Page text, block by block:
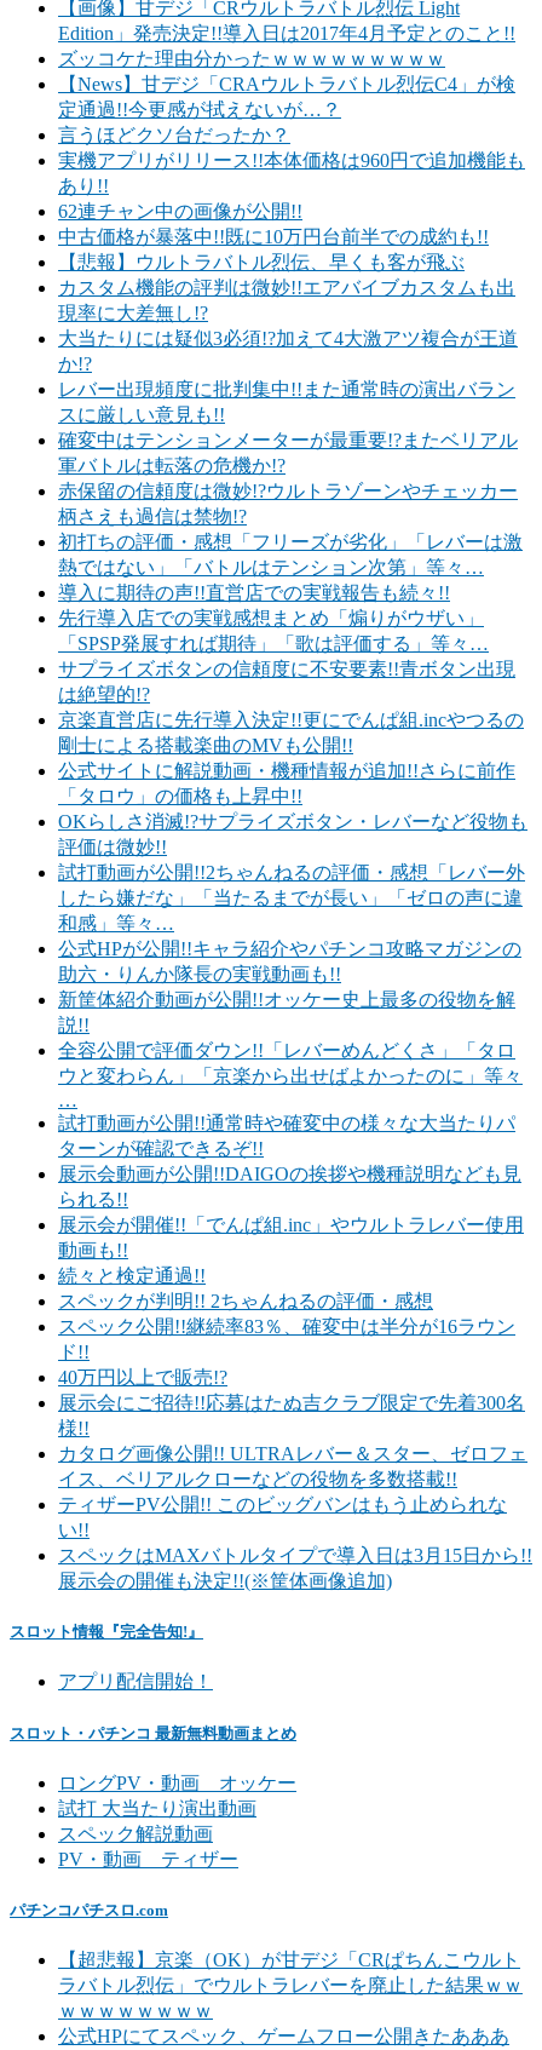
【画像】甘デジ「CRウルトラバトル烈伝 Light
Edition」発売決定!!導入日は2017年4月予定とのこと!!
ズッコケた理由分かったｗｗｗｗｗｗｗｗｗ
【News】甘デジ「CRAウルトラバトル烈伝C4」が検
定通過!!今更感が拭えないが…？
言うほどクソ台だったか？
実機アプリがリリース!!本体価格は960円で追加機能も
あり!!
62連チャン中の画像が公開!!
中古価格が暴落中!!既に10万円台前半での成約も!!
【悲報】ウルトラバトル烈伝、早くも客が飛ぶ
カスタム機能の評判は微妙!!エアバイブカスタムも出
現率に大差無し!?
大当たりには疑似3必須!?加えて4大激アツ複合が王道
か!?
レバー出現頻度に批判集中!!また通常時の演出バラン
スに厳しい意見も!!
確変中はテンションメーターが最重要!?またベリアル
軍バトルは転落の危機か!?
赤保留の信頼度は微妙!?ウルトラゾーンやチェッカー
柄さえも過信は禁物!?
初打ちの評価・感想「フリーズが劣化」「レバーは激
熱ではない」「バトルはテンション次第」等々…
導入に期待の声!!直営店での実戦報告も続々!!
先行導入店での実戦感想まとめ「煽りがウザい」
「SPSP発展すれば期待」「歌は評価する」等々…
サプライズボタンの信頼度に不安要素!!青ボタン出現
は絶望的!?
京楽直営店に先行導入決定!!更にでんぱ組.incやつるの
剛士による搭載楽曲のMVも公開!!
公式サイトに解説動画・機種情報が追加!!さらに前作
「タロウ」の価格も上昇中!!
OKらしさ消滅!?サプライズボタン・レバーなど役物も
評価は微妙!!
試打動画が公開!!2ちゃんねるの評価・感想「レバー外
したら嫌だな」「当たるまでが長い」「ゼロの声に違
和感」等々…
公式HPが公開!!キャラ紹介やパチンコ攻略マガジンの
助六・りんか隊長の実戦動画も!!
新筐体紹介動画が公開!!オッケー史上最多の役物を解
説!!
全容公開で評価ダウン!!「レバーめんどくさ」「タロ
ウと変わらん」「京楽から出せばよかったのに」等々
…
試打動画が公開!!通常時や確変中の様々な大当たりパ
ターンが確認できるぞ!!
展示会動画が公開!!DAIGOの挨拶や機種説明なども見
られる!!
展示会が開催!!「でんぱ組.inc」やウルトラレバー使用
動画も!!
続々と検定通過!!
スペックが判明!! 2ちゃんねるの評価・感想
スペック公開!!継続率83％、確変中は半分が16ラウン
ド!!
40万円以上で販売!?
展示会にご招待!!応募はたぬ吉クラブ限定で先着300名
様!!
カタログ画像公開!! ULTRAレバー＆スター、ゼロフェ
イス、ベリアルクローなどの役物を多数搭載!!
ティザーPV公開!! このビッグバンはもう止められな
い!!
スペックはMAXバトルタイプで導入日は3月15日から!!
展示会の開催も決定!!(※筐体画像追加)
スロット情報『完全告知!』
アプリ配信開始！
スロット・パチンコ 最新無料動画まとめ
ロングPV・動画 オッケー
試打 大当たり演出動画
スペック解説動画
PV・動画 ティザー
パチンコパチスロ.com
【超悲報】京楽（OK）が甘デジ「CRぱちんこウルト
ラバトル烈伝」でウルトラレバーを廃止した結果ｗｗ
ｗｗｗｗｗｗｗｗ
公式HPにてスペック、ゲームフロー公開きたあああ